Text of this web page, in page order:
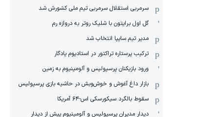
سرمربی استقلال سرمربی تیم ملی کشورش شد
گل اول برایتون با شلیک روتر به دروازه رم
مدیر تیم سایپا انتخاب شد
ترکیب پرستاره تراکتور در استادیوم یادگار
ورود بازیکنان پرسپولیس و آلومینیوم به زمین
بازار داغ آغوش و خوش‌و‌بش در حاشیه بازی پرسپولیس
سقوط بالگرد سیکورسکی اس-۶۴ آمریکا
دیدار مدیران پرسپولیس و آلومینیوم پیش از دیدار